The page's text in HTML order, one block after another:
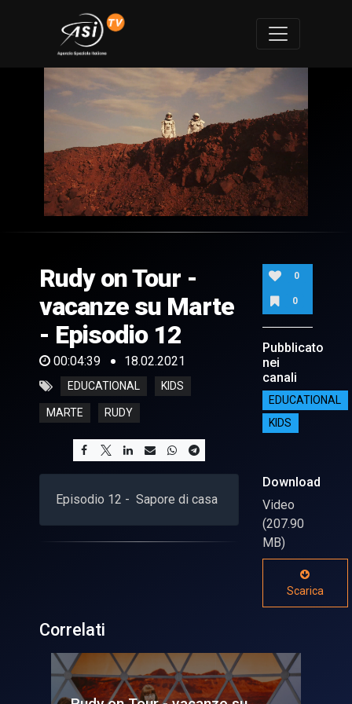
of
39
seconds
Rudy on Tour -
vacanze su Marte
- Episodio 12
00:04:39 18.02.2021
EDUCATIONAL KIDS
MARTE RUDY
Episodio 12 - Sapore di casa
0
0
Pubblicato
nei
canali
EDUCATIONAL
KIDS
Download
Video
(207.90
MB)
Scarica
Correlati